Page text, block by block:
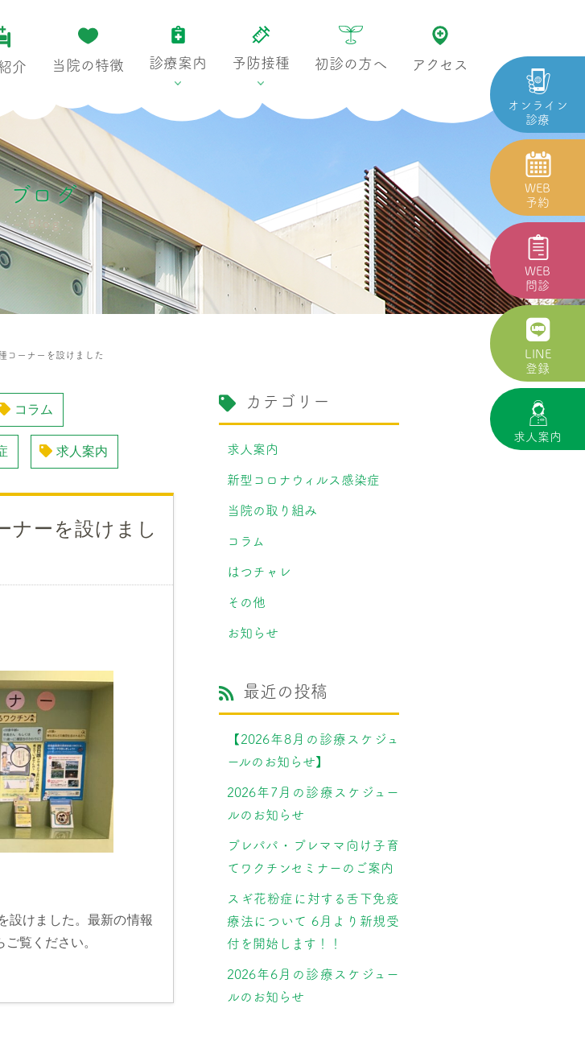
オンライン
診療
WEB
予約
WEB
問診
LINE
登録
求人案内
介 当院の特徴 診療案内 予防接種 初診の方へ アクセス
ブログ
Blog
コーナーを設けました
コラム
求人案内
ナーを設けまし
設けました。最新の情報
覧ください。
カテゴリー
求人案内
新型コロナウィルス感染症
当院の取り組み
コラム
はつチャレ
その他
お知らせ
最近の投稿
【2026年8月の診療スケジュ
ールのお知らせ】
2026年7月の診療スケジュー
ルのお知らせ
プレパパ・プレママ向け子育
てワクチンセミナーのご案内
スギ花粉症に対する舌下免疫
療法について 6月より新規受
付を開始します！！
2026年6月の診療スケジュー
ルのお知らせ